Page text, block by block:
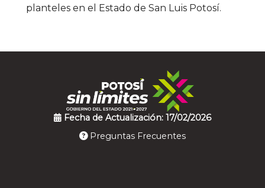
planteles en el Estado de San Luis Potosí.​
Fecha de Actualización: 17/02/2026
Preguntas Frecuentes